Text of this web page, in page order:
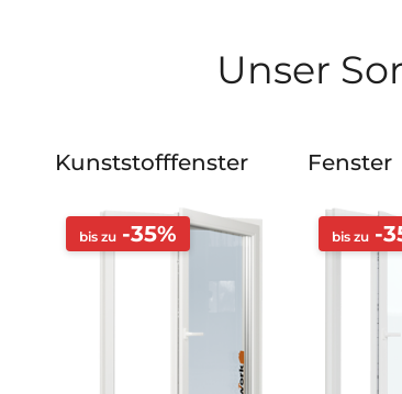
Unser
Kunststofffenster
bis zu -35%
Fenster
bis zu -